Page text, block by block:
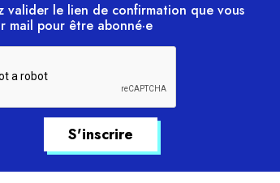
valider le lien de confirmation que vous
mail pour être abonné·e